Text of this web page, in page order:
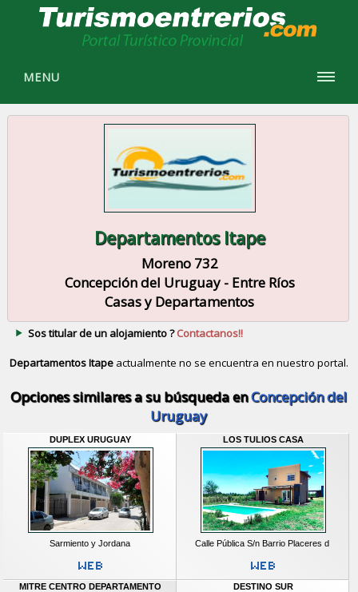
MENU
Departamentos Itape
Moreno 732
Concepción del Uruguay - Entre Ríos
Casas y Departamentos
Sos titular de un alojamiento ?Contactanos!!
Departamentos Itapeactualmente no se encuentra en nuestro portal.
Opciones similares a su búsqueda enConcepción del
Uruguay
DUPLEX URUGUAY
Sarmiento y Jordana
LOS TULIOS CASA
Calle Pública S/n Barrio Placeres d
MITRE CENTRO DEPARTAMENTO DESTINO SUR